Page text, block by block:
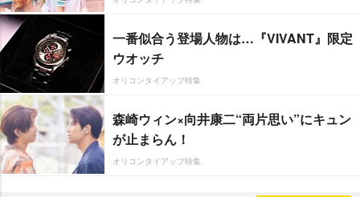
一番似合う登場人物は…『VIVANT』限定
ウオッチ
オリコンタイアップ特集
森崎ウィン×向井康二“両片思い”にキュン
が止まらん！
オリコンタイアップ特集